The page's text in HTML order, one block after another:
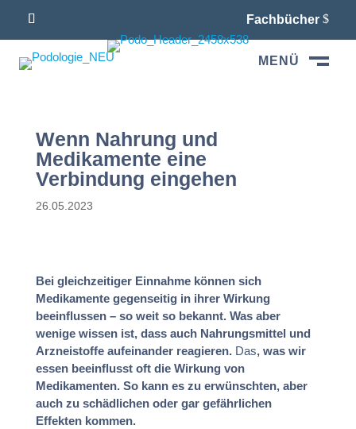
Fachbücher
MENÜ
Wenn Nahrung und
Medikamente eine
Verbindung eingehen
26.05.2023
Bei gleichzeitiger Einnahme können sich
Medikamente gegenseitig in ihrer Wirkung
beeinflussen – so weit so bekannt. Was aber
wenige wissen ist, dass auch Nahrungsmittel und
Arzneistoffe aufeinander reagieren.Das, was wir
essen beeinflusst oft die Wirkung von
Medikamenten. So kann es zu erwünschten, aber
auch zu schädlichen oder gar gefährlichen
Effekten kommen.